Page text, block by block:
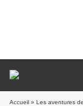
Accueil » Les aventures